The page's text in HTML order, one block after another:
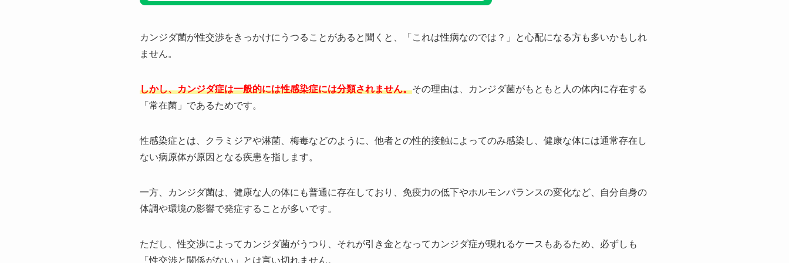
カンジダ菌が性交渉をきっかけにうつることがあると聞くと、「これは性病なのでは？」と心配になる方も多いかもしれ
ません。
しかし、カンジダ症は一般的には性感染症には分類されません。その理由は、カンジダ菌がもともと人の体内に存在する
「常在菌」であるためです。
性感染症とは、クラミジアや淋菌、梅毒などのように、他者との性的接触によってのみ感染し、健康な体には通常存在し
ない病原体が原因となる疾患を指します。
一方、カンジダ菌は、健康な人の体にも普通に存在しており、免疫力の低下やホルモンバランスの変化など、自分自身の
体調や環境の影響で発症することが多いです。
ただし、性交渉によってカンジダ菌がうつり、それが引き金となってカンジダ症が現れるケースもあるため、必ずしも
「性交渉と関係がない」とは言い切れません。